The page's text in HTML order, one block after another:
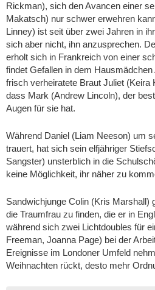
Rickman), sich den Avancen einer
Makatsch) nur schwer erwehren
Linney) ist seit über zwei Jahren in
sich aber nicht, ihn anzusprechen.
erholt sich in Frankreich von einer
findet Gefallen in dem
frisch verheiratete Braut Juliet (Keira
dass Mark (Andrew Lincoln), der
Augen für sie hat.
Während Daniel (Liam Neeson) um
trauert, hat sich sein elfjähriger
Sangster) unsterblich in die
keine Möglichkeit, ihr näher zu
Sandwichjunge Colin (Kris Marshall)
die Traumfrau zu finden, die er in
während sich zwei Lichtdoubles für
Freeman, Joanna Page) bei der
Ereignisse im Londoner Umfeld
Weihnachten rückt, desto mehr